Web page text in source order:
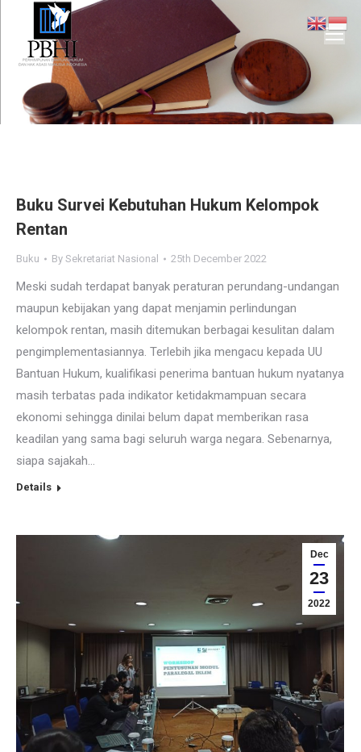
You are here:
Buku Survei Kebutuhan Hukum Kelompok
Rentan
Buku By Sekretariat Nasional 25th December 2022
Meski sudah terdapat banyak peraturan perundang-undangan
maupun kebijakan yang dapat menjamin perlindungan
kelompok rentan, masih ditemukan berbagai kesulitan dalam
pengimplementasiannya. Terlebih jika mengacu kepada UU
Bantuan Hukum, kualifikasi penerima bantuan hukum nyatanya
masih terbatas pada indikator ketidakmampuan secara
ekonomi sehingga dinilai belum dapat memberikan rasa
keadilan yang sama bagi seluruh warga negara. Sebenarnya,
siapa sajakah…
Details
Dec
23
2022